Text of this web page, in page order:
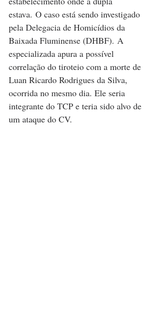
estava. O caso está sendo investigado
pela Delegacia de Homicídios da
Baixada Fluminense (DHBF). A
especializada apura a possível
correlação do tiroteio com a morte de
Luan Ricardo Rodrigues da Silva,
ocorrida no mesmo dia. Ele seria
integrante do TCP e teria sido alvo de
um ataque do CV.